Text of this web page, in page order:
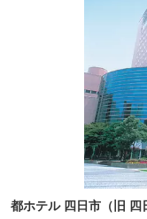
都ホテル 四日市（旧 四